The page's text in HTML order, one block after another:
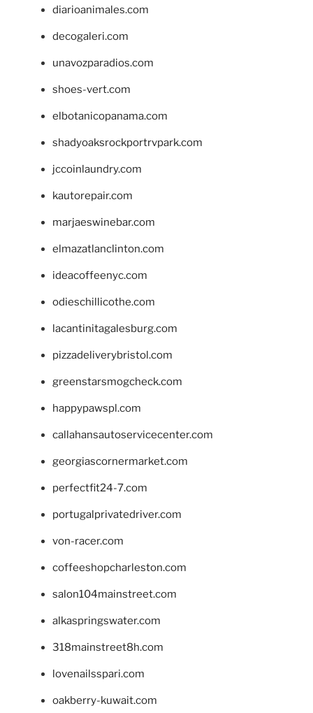
diarioanimales.com
decogaleri.com
unavozparadios.com
shoes-vert.com
elbotanicopanama.com
shadyoaksrockportrvpark.com
jccoinlaundry.com
kautorepair.com
marjaeswinebar.com
elmazatlanclinton.com
ideacoffeenyc.com
odieschillicothe.com
lacantinitagalesburg.com
pizzadeliverybristol.com
greenstarsmogcheck.com
happypawspl.com
callahansautoservicecenter.com
georgiascornermarket.com
perfectfit24-7.com
portugalprivatedriver.com
von-racer.com
coffeeshopcharleston.com
salon104mainstreet.com
alkaspringswater.com
318mainstreet8h.com
lovenailsspari.com
oakberry-kuwait.com